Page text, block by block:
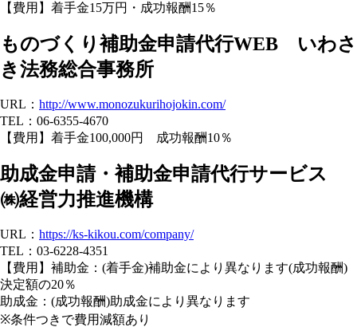
【費用】着手金15万円・成功報酬15％
ものづくり補助金申請代行WEB いわさ
き法務総合事務所
URL： http://www.monozukurihojokin.com/
TEL：06-6355-4670
【費用】着手金100,000円 成功報酬10％
助成金申請・補助金申請代行サービス
㈱経営力推進機構
URL： https://ks-kikou.com/company/
TEL：03-6228-4351
【費用】補助金：(着手金)補助金により異なります(成功報酬)
決定額の20％
助成金：(成功報酬)助成金により異なります
※条件つきで費用減額あり